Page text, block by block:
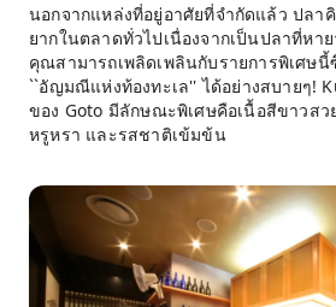
นอกจากแหล่งที่อยู่อาศัยที่จำกัดแล้ว ปลา
ยากในตลาดทั่วไปเนื่องจากเป็นปลาที่หา
คุณสามารถเพลิดเพลินกับรายการพิเศษ
``อัญมณีแห่งท้องทะเล'' ได้อย่างสบายๆ!
ของ Goto มีลักษณะพิเศษคือเนื้อสีขาวส
หรูหรา และรสชาติเข้มข้น